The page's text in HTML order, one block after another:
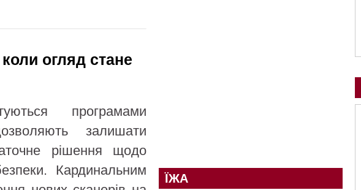
огляд стане
програмами
залишати
рішення щодо
Кардинальним
ЇЖА